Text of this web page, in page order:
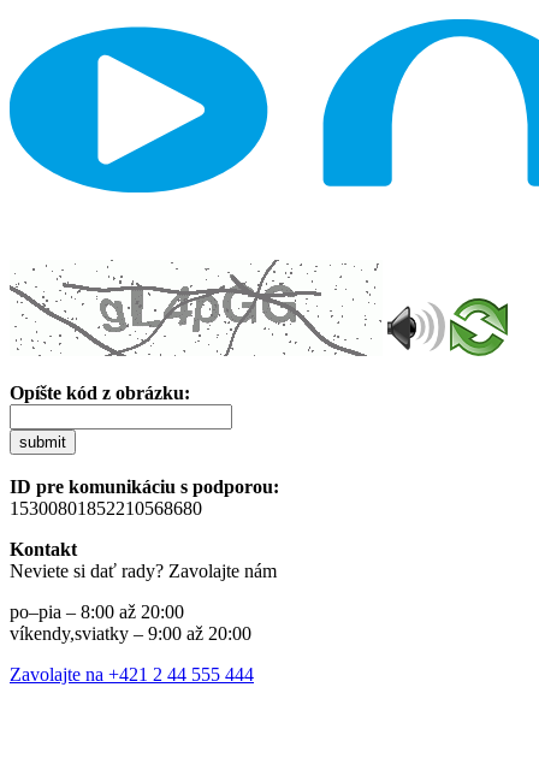
Opíšte kód z obrázku:
submit
ID pre komunikáciu s podporou:
15300801852210568680
Kontakt
Neviete si dať rady? Zavolajte nám
po–pia – 8:00 až 20:00
víkendy,sviatky – 9:00 až 20:00
Zavolajte na +421 2 44 555 444